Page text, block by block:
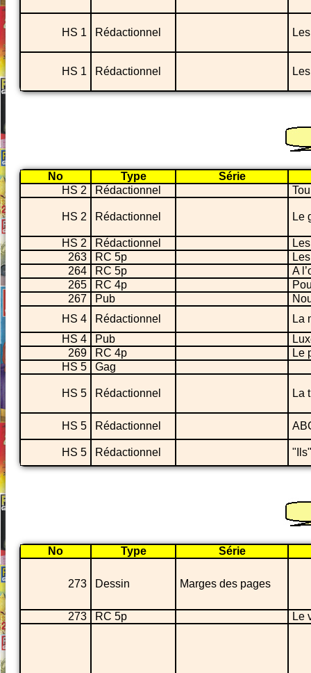
HS 1 Rédactionnel
HS 1 Rédactionnel
No Type
Série
HS 2
Rédactionnel
HS 2 Rédactionnel Le
HS 2 Rédactionnel
263
RC 5p
264
RC 5p
A
265
RC 4p
267
Pub
HS 4
Rédactionnel
La
HS 4
Pub
269
RC 4p
Le
HS 5
Gag
HS 5 Rédactionnel La
HS 5 Rédactionnel
HS 5 Rédactionnel
No Type Série
273 Dessin Marges des pages
273 RC 5p Le